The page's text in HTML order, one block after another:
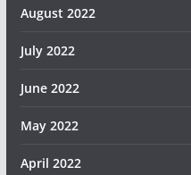
August 2022
July 2022
June 2022
May 2022
April 2022